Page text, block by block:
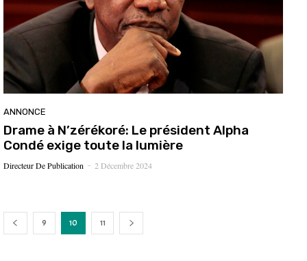
ANNONCE
Drame à N’zérékoré: Le président Alpha
Condé exige toute la lumière
Directeur De Publication - 2 Décembre 2024
9 10 11